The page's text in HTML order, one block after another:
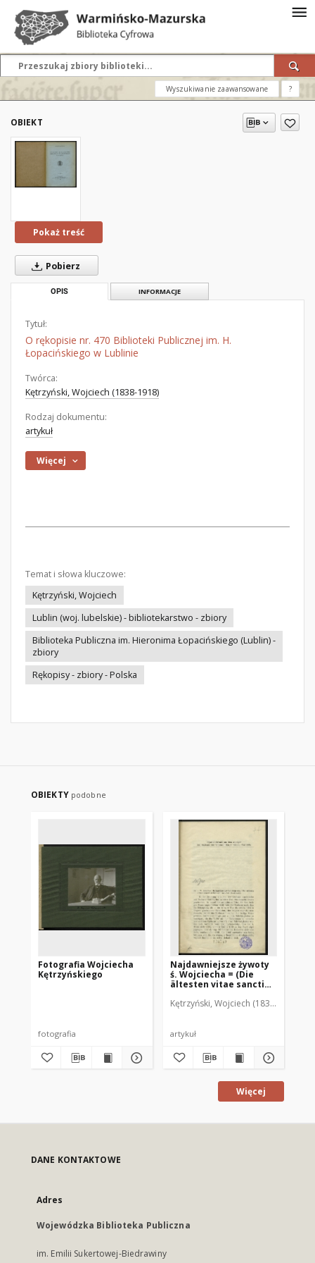
Wyszukiwanie zaawansowane ?
OBIEKT
Pokaż treść
Pobierz
OPIS INFORMACJE
Tytuł:
O rękopisie nr. 470 Biblioteki Publicznej im. H.
Łopacińskiego w Lublinie
Twórca:
Kętrzyński, Wojciech (1838-1918)
Rodzaj dokumentu:
artykuł
Więcej
Temat i słowa kluczowe:
Kętrzyński, Wojciech
Lublin (woj. lubelskie) - bibliotekarstwo - zbiory
Biblioteka Publiczna im. Hieronima Łopacińskiego (Lublin) -
zbiory
Rękopisy - zbiory - Polska
OBIEKTY podobne
Fotografia Wojciecha
Kętrzyńskiego
fotografia
Najdawniejsze żywoty
ś. Wojciecha = (Die
ältesten vitae sancti
Verfasser)
Kętrzyński, Wojciech (1838-1918)
artykuł
Więcej
DANE KONTAKTOWE
Adres
Wojewódzka Biblioteka Publiczna
im. Emilii Sukertowej-Biedrawiny